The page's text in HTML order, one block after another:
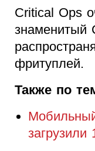
Critical Ops
знаменитый
фритуплей.
Также по